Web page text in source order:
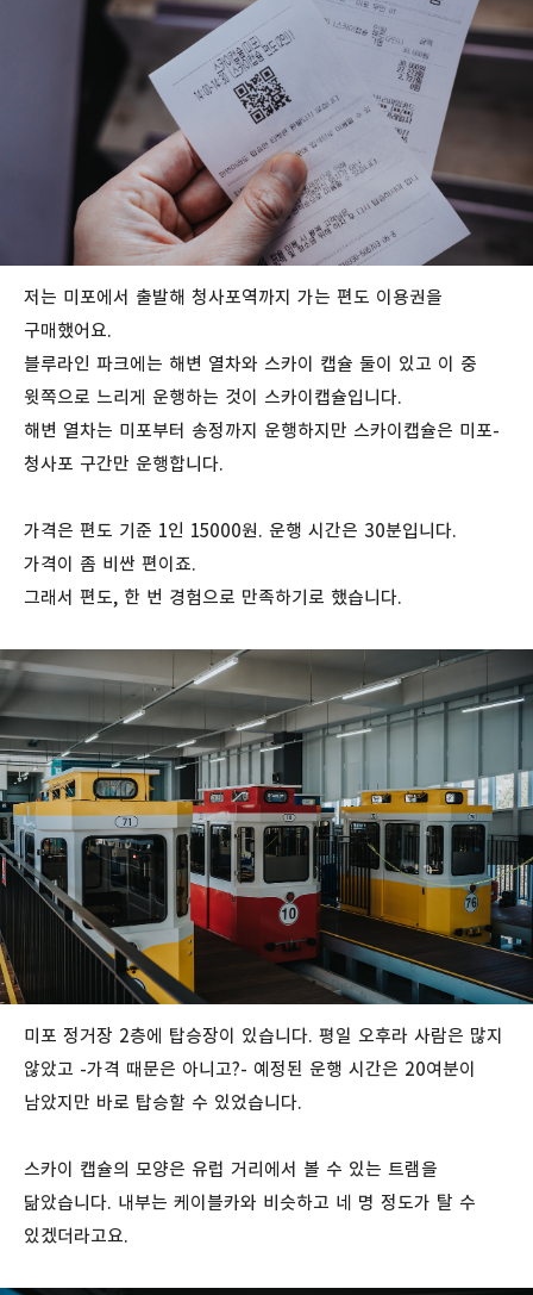
저는 미포에서 출발해 청사포역까지 가는 편도 이용권을
구매했어요.
블루라인 파크에는 해변 열차와 스카이 캡슐 둘이 있고 이 중
윗쪽으로 느리게 운행하는 것이 스카이캡슐입니다.
해변 열차는 미포부터 송정까지 운행하지만 스카이캡슐은 미포-
청사포 구간만 운행합니다.
가격은 편도 기준 1인 15000원. 운행 시간은 30분입니다.
가격이 좀 비싼 편이죠.
그래서 편도, 한 번 경험으로 만족하기로 했습니다.
미포 정거장 2층에 탑승장이 있습니다. 평일 오후라 사람은 많지
않았고 -가격 때문은 아니고?- 예정된 운행 시간은 20여분이
남았지만 바로 탑승할 수 있었습니다.
스카이 캡슐의 모양은 유럽 거리에서 볼 수 있는 트램을
닮았습니다. 내부는 케이블카와 비슷하고 네 명 정도가 탈 수
있겠더라고요.